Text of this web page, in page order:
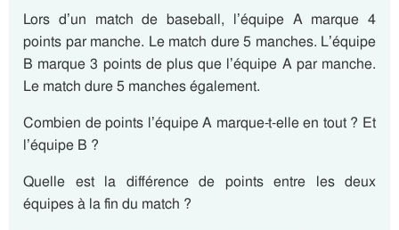
Lors d’un match de baseball, l’équipe A marque 4
points par manche. Le match dure 5 manches. L’équipe
B marque 3 points de plus que l’équipe A par manche.
Le match dure 5 manches également.
Combien de points l’équipe A marque-t-elle en tout ? Et
l’équipe B ?
Quelle est la différence de points entre les deux
équipes à la fin du match ?